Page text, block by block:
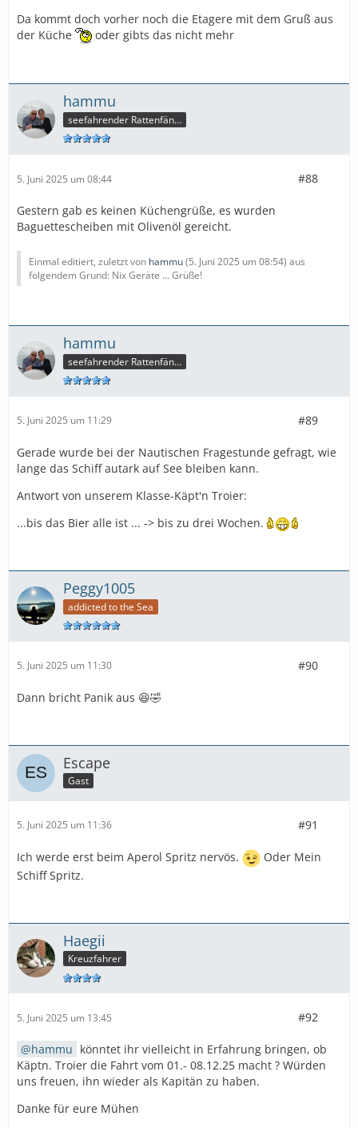
Da kommt doch vorher noch die Etagere mit dem Gruß aus
der Küche
oder gibts das nicht mehr
hammu
seefahrender Rattenfänger
5. Juni 2025 um 08:44 #88
Gestern gab es keinen Küchengrüße, es wurden
Baguettescheiben mit Olivenöl gereicht.
Einmal editiert, zuletzt von hammu(5. Juni 2025 um 08:54) aus
folgendem Grund: Nix Geräte ... Grüße!
hammu
seefahrender Rattenfänger
5. Juni 2025 um 11:29 #89
Gerade wurde bei der Nautischen Fragestunde gefragt, wie
lange das Schiff autark auf See bleiben kann.
Antwort von unserem Klasse-Käpt'n Troier:
...bis das Bier alle ist ... -> bis zu drei Wochen.
Peggy1005
addicted to the Sea
5. Juni 2025 um 11:30 #90
Dann bricht Panik aus 😆🤣
Escape
Gast
5. Juni 2025 um 11:36 #91
Ich werde erst beim Aperol Spritz nervös.
Oder Mein
Schiff Spritz.
Haegii
Kreuzfahrer
5. Juni 2025 um 13:45 #92
hammu könntet ihr vielleicht in Erfahrung bringen, ob
Käptn. Troier die Fahrt vom 01.- 08.12.25 macht ? Würden
uns freuen, ihn wieder als Kapitän zu haben.
Danke für eure Mühen